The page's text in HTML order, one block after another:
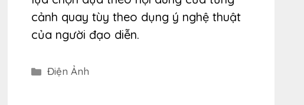
cảnh quay tùy theo dụng ý nghệ thuật
của người đạo diễn.
Categories
Điện Ảnh